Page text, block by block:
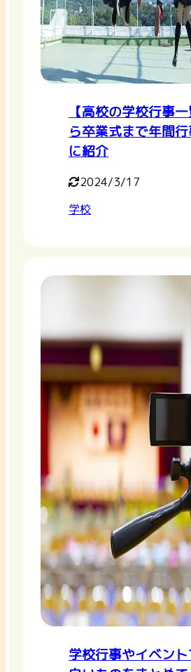
【高校の学校行事
ら卒業式まで年間
に紹介
2024/3/17
学校
学校行事やイベン